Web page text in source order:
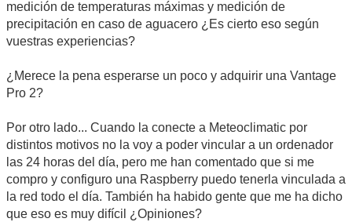
medición de temperaturas máximas y medición de
precipitación en caso de aguacero ¿Es cierto eso según
vuestras experiencias?
¿Merece la pena esperarse un poco y adquirir una Vantage
Pro 2?
Por otro lado... Cuando la conecte a Meteoclimatic por
distintos motivos no la voy a poder vincular a un ordenador
las 24 horas del día, pero me han comentado que si me
compro y configuro una Raspberry puedo tenerla vinculada a
la red todo el día. También ha habido gente que me ha dicho
que eso es muy difícil ¿Opiniones?